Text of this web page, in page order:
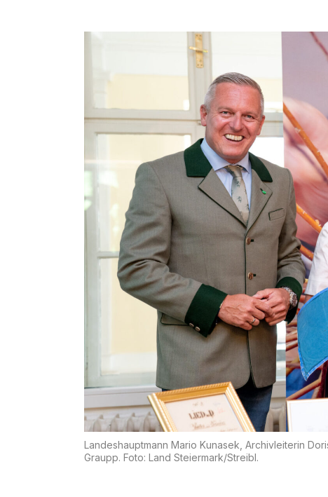
Landeshauptmann Mario Kunasek, Archivleiterin
Graupp. Foto: Land Steiermark/Streibl.